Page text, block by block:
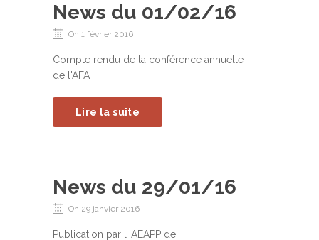
News du 01/02/16
On 1 février 2016
Compte rendu de la conférence annuelle
de l'AFA
Lire la suite
News du 29/01/16
On 29 janvier 2016
Publication par l’ AEAPP de